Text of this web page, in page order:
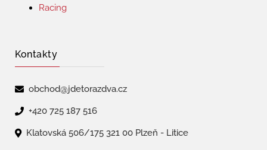
Racing
Kontakty
obchod@jdetorazdva.cz
+420 725 187 516
Klatovská 506/175 321 00 Plzeň - Litice